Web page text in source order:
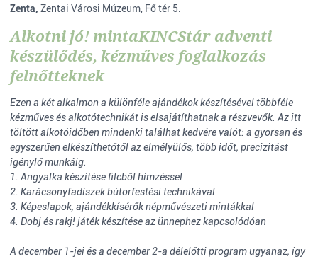
Zenta, Zentai Városi Múzeum, Fő tér 5.
Alkotni jó! mintaKINCStár adventi
készülődés, kézműves foglalkozás
felnőtteknek
Ezen a két alkalmon a különféle ajándékok készítésével többféle
kézműves és alkotótechnikát is elsajátíthatnak a részvevők. Az itt
töltött alkotóidőben mindenki találhat kedvére valót: a gyorsan és
egyszerűen elkészíthetőtől az elmélyülős, több időt, precizitást
igénylő munkáig.
1. Angyalka készítése filcből hímzéssel
2. Karácsonyfadíszek bútorfestési technikával
3. Képeslapok, ajándékkísérők népművészeti mintákkal
4. Dobj és rakj! játék készítése az ünnephez kapcsolódóan
A december 1-jei és a december 2-a délelőtti program ugyanaz, így